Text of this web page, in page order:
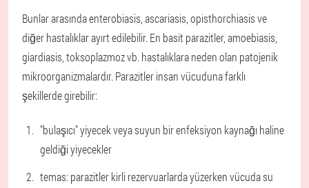
Bunlar arasında enterobiasis, ascariasis, opisthorchiasis ve
diğer hastalıklar ayırt edilebilir. En basit parazitler, amoebiasis,
giardiasis, toksoplazmoz vb. hastalıklara neden olan patojenik
mikroorganizmalardır. Parazitler insan vücuduna farklı
şekillerde girebilir:
"bulaşıcı" yiyecek veya suyun bir enfeksiyon kaynağı haline
geldiği yiyecekler
temas: parazitler kirli rezervuarlarda yüzerken vücuda su